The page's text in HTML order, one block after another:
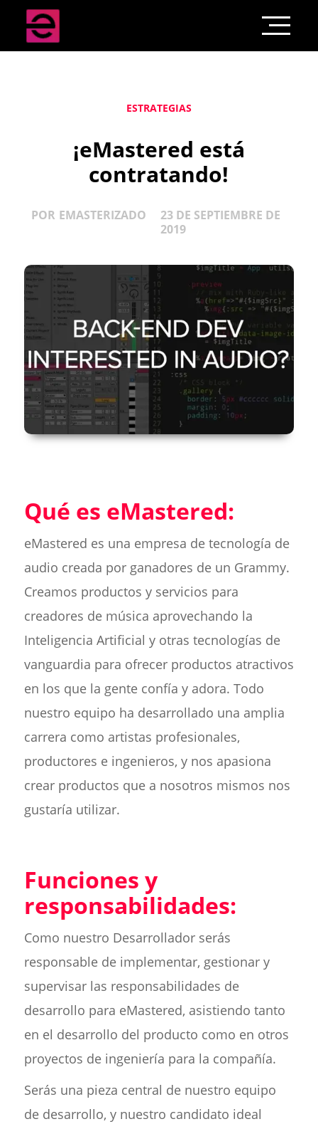
ESTRATEGIAS
¡eMastered está
contratando!
POR EMASTERIZADO
23 DE SEPTIEMBRE DE
2019
Qué es eMastered:
eMastered es una empresa de tecnología de
audio creada por ganadores de un Grammy.
Creamos productos y servicios para
creadores de música aprovechando la
Inteligencia Artificial y otras tecnologías de
vanguardia para ofrecer productos atractivos
en los que la gente confía y adora. Todo
nuestro equipo ha desarrollado una amplia
carrera como artistas profesionales,
productores e ingenieros, y nos apasiona
crear productos que a nosotros mismos nos
gustaría utilizar.
Funciones y
responsabilidades:
Como nuestro Desarrollador serás
responsable de implementar, gestionar y
supervisar las responsabilidades de
desarrollo para eMastered, asistiendo tanto
en el desarrollo del producto como en otros
proyectos de ingeniería para la compañía.
Serás una pieza central de nuestro equipo
de desarrollo, y nuestro candidato ideal